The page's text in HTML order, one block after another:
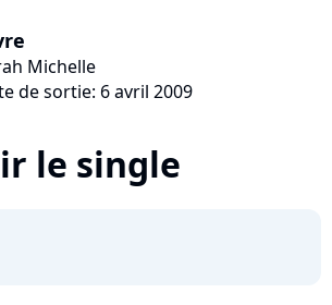
Michelle
de sortie: 6 avril 2009
le single